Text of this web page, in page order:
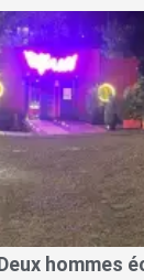
hommes